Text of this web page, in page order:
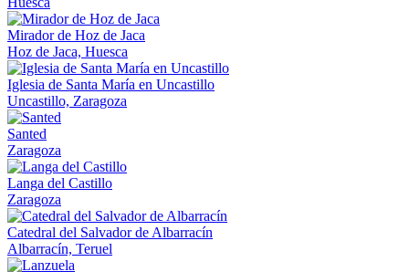
Mirador de Hoz de Jaca
Hoz de Jaca, Huesca
Iglesia de Santa María en Uncastillo
Uncastillo, Zaragoza
Santed
Zaragoza
Langa del Castillo
Zaragoza
Catedral del Salvador de Albarracín
Albarracín, Teruel